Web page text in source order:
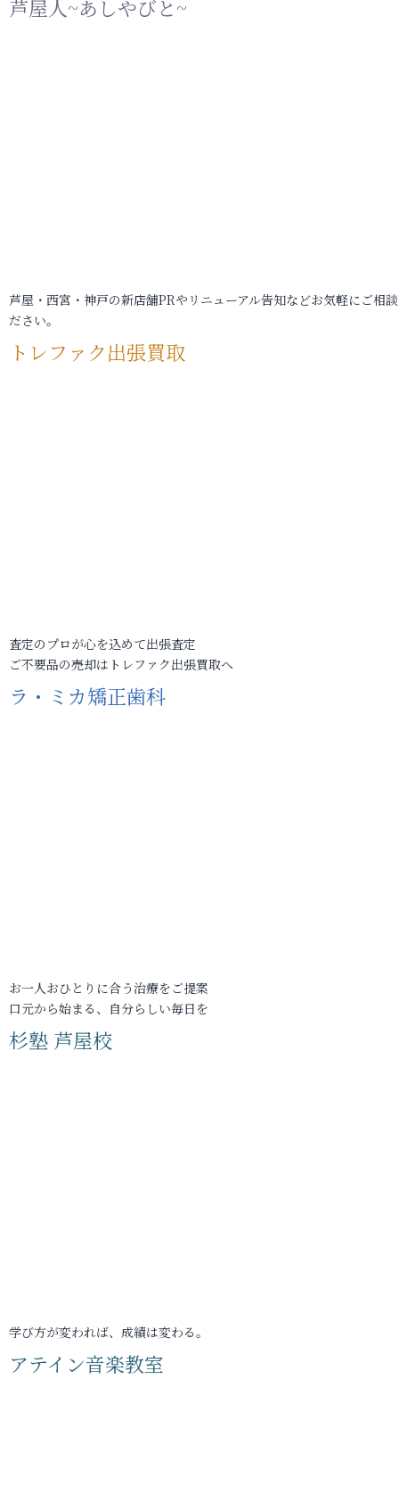
芦屋人~あしやびと~
芦屋・西宮・神戸の新店舗PRやリニューアル告知などお気軽にご相
ださい。
トレファク出張買取
査定のプロが心を込めて出張査定
ご不要品の売却はトレファク出張買取へ
ラ・ミカ矯正歯科
お一人おひとりに合う治療をご提案
口元から始まる、自分らしい毎日を
杉塾 芦屋校
学び方が変われば、成績は変わる。
アテイン音楽教室